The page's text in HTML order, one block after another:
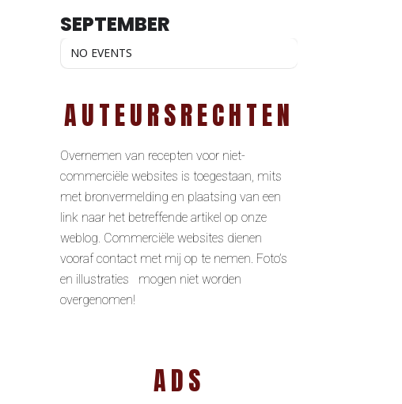
SEPTEMBER
NO EVENTS
AUTEURSRECHTEN
Overnemen van recepten voor niet-
commerciële websites is toegestaan, mits
met bronvermelding en plaatsing van een
link naar het betreffende artikel op onze
weblog. Commerciële websites dienen
vooraf contact met mij op te nemen. Foto’s
en illustraties mogen niet worden
overgenomen!
ADS